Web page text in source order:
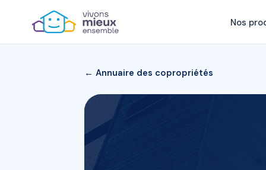
Nos
← Annuaire des copropriétés